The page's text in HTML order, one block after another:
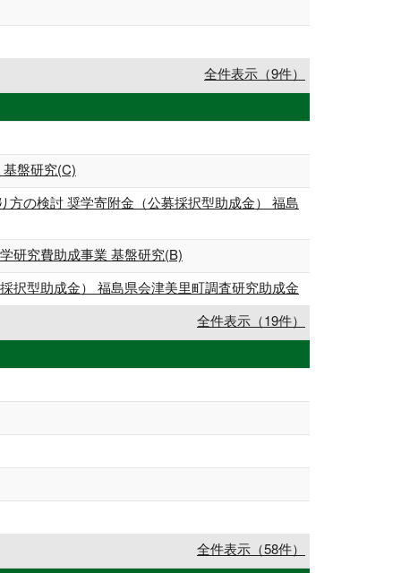
全件表示（9件）
盤研究(C)
の検討 奨学寄附金（公募採択型助成金） 福島
研究費助成事業 基盤研究(B)
択型助成金） 福島県会津美里町調査研究助成金
全件表示（19件）
全件表示（58件）